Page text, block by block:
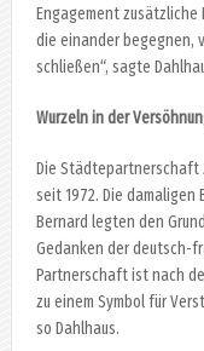
Engagement zusätzliche
die einander begegnen,
schließen“, sagte
Wurzeln in der
Die Städtepartnerschaft
seit 1972. Die damaligen
Bernard legten den
Gedanken der deutsch-
Partnerschaft ist nach
zu einem Symbol für
so Dahlhaus.